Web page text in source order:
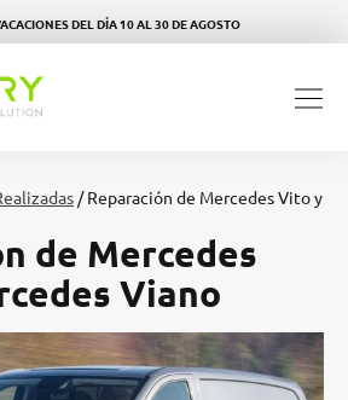
DEL DÍA 10 AL 30 DE AGOSTO
/ Reparación de Mercedes Vito y
de Mercedes
Viano